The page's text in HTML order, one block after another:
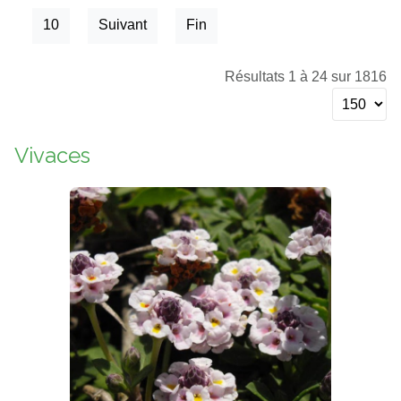
10 Suivant Fin
Résultats 1 à 24 sur 1816
Vivaces